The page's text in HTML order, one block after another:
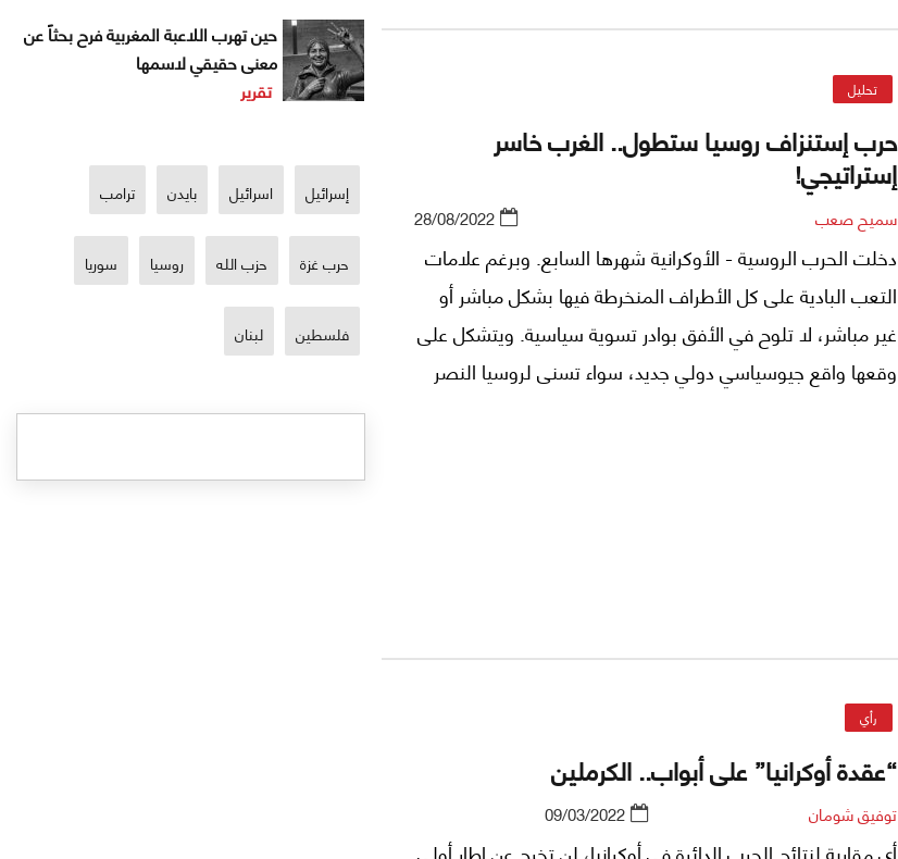
تحليل
حرب إستنزاف روسيا ستطول.. الغرب خاسر
إستراتيجي!
سميح صعب 28/08/2022
دخلت الحرب الروسية - الأوكرانية شهرها السابع. وبرغم علامات
التعب البادية على كل الأطراف المنخرطة فيها بشكل مباشر أو
غير مباشر، لا تلوح في الأفق بوادر تسوية سياسية. ويتشكل على
وقعها واقع جيوسياسي دولي جديد، سواء تسنى لروسيا النصر
رأي
“عقدة أوكرانيا” على أبواب.. الكرملين
توفيق شومان 09/03/2022
حين تهرب اللاعبة المغربية فرح بحثاً عن
معنى حقيقي لاسمها
تقرير
إسرائيل اسرائيل بايدن ترامب
حرب غزة حزب الله روسيا سوريا
فلسطين لبنان